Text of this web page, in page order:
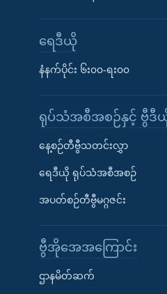
ရေဒီယို
နံနက်ပိုင်း ၆း၀၀-ရး၀၀
ရုပ်သံအစီအစဉ်နှင့် ဗွီဒီယို
နေ့စဉ်တီဗွီသတင်းလွှာ
ရေဒီယို ရုပ်သံအစီအစဉ်
အပတ်စဉ်တီဗွီမဂ္ဂဇင်း
ဗွီအိုအေအကြောင်း
ဌာနမိတ်ဆက်